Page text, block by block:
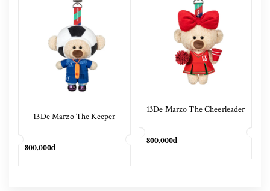
13De Marzo The Keeper
800.000₫
13De Marzo The Cheerleader
800.000₫